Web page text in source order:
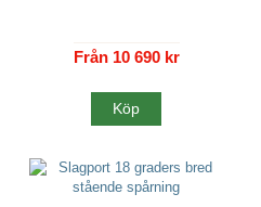
Från 10 690 kr
Köp